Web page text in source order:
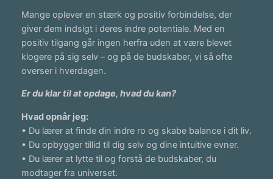
r
.
Mange oplever en stærk og positiv forbindelse, der
giver dem indsigt i deres indre potentiale. Med en
positiv tilgang går ingen herfra uden at være blevet
klogere på sig selv – og på de budskaber, vi så ofte
overser i hverdagen.
Er du klar til at opdage, hvad du kan?
Hvad opnår jeg:
• Du lærer at finde din indre ro og skabe balance i dit liv.
• Du opbygger tillid til dig selv og dine intuitive evner.
• Du lærer at lytte til og forstå de budskaber, du
modtager fra universet.